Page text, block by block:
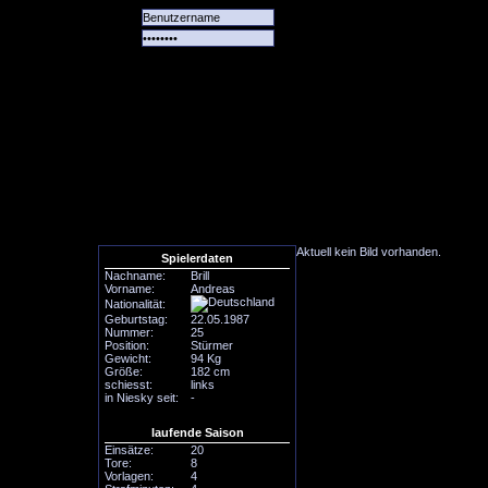
Spielerdaten
Nachname:
Brill
Vorname:
Andreas
Nationalität:
Geburtstag:
22.05.1987
Nummer:
25
Position:
Stürmer
Gewicht:
94 Kg
Größe:
182 cm
schiesst:
links
in Niesky seit:
-
laufende Saison
Einsätze:
20
Tore:
8
Vorlagen:
4
Aktuell kein Bild vorhanden.